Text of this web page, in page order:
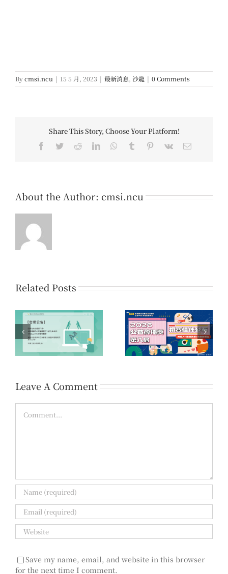
Bycmsi.ncu | 15 5 月, 2023 | 最新消息, 沙龍 | 0 Comments
Share This Story, Choose Your Platform!
Facebook
TwitterRedditLinkedInWhatsApp
Tumblr Pinterest
Vk Email
About the Author: cmsi.ncu
Related Posts
第八屆公益傳播獎 初賽
佳作名單公告
第16屆「您的一票，決
定愛的力量」公益傳播
領域提案開放公告
Leave A Comment
Save my name, email, and website in this browser
for the next time I comment.